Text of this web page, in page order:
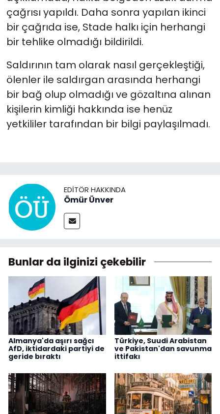
çağrısı yapıldı. Daha sonra yapılan ikinci
bir çağrıda ise, Stade halkı için herhangi
bir tehlike olmadığı bildirildi.
Saldırının tam olarak nasıl gerçekleştiği,
ölenler ile saldırgan arasında herhangi
bir bağ olup olmadığı ve gözaltına alınan
kişilerin kimliği hakkında ise henüz
yetkililer tarafından bir bilgi paylaşılmadı.
EDITÖR HAKKINDA
Ömür Ünver
Bunlar da ilginizi çekebilir
Almanya'da aşırı sağcı
AfD, iktidardaki partiyi de
geride bıraktı
Türkiye, Suudi Arabistan
ve Pakistan'dan savunma
ittifakı